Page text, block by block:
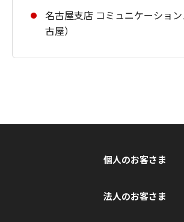
名古屋支店 コミュニケーショ
古屋）
個人のお客さま
法人のお客さま